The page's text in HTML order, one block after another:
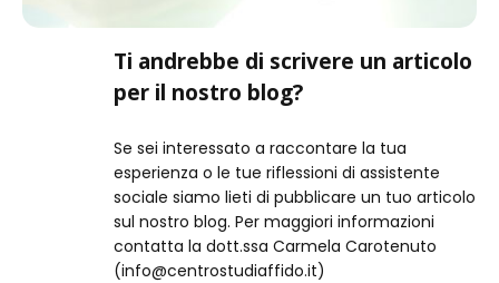
Ti andrebbe di scrivere un articolo
per il nostro blog?
Se sei interessato a raccontare la tua
esperienza o le tue riflessioni di assistente
sociale siamo lieti di pubblicare un tuo articolo
sul nostro blog. Per maggiori informazioni
contatta la dott.ssa Carmela Carotenuto
(info@centrostudiaffido.it)